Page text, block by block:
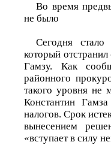
Во время
не было
Сегодня стало
который
Гамзу. Как
районного
такого уровня не
Константин
налогов. Срок
вынесением
«вступает в силу